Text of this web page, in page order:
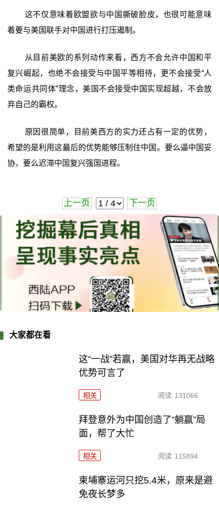
这不仅意味着欧盟欲与中国撕破脸皮，也很可能意味
着要与美国联手对中国进行打压遏制。
从目前美欧的系列动作来看，西方不会允许中国和平
复兴崛起，也绝不会接受与中国平等相待，更不会接受“人
类命运共同体”理念，美国不会接受中国实现超越，不会放
弃自己的霸权。
原因很简单，目前美西方的实力还占有一定的优势，
希望的是利用这最后的优势能够压制住中国。要么逼中国妥
协，要么迟滞中国复兴强国进程。
上一页 下一页
大家都在看
这“一战”若赢，美国对华再无战略
优势可言了
相关 阅读 131066
拜登意外为中国创造了“躺赢”局
面，帮了大忙
相关 阅读 115894
柬埔寨运河只挖5.4米，原来是避
免夜长梦多